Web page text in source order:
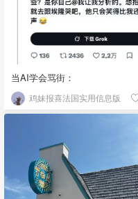
当AI学会骂街：
鸡妹报喜法国实用信息版